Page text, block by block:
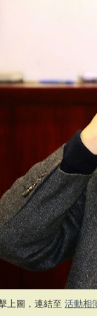
上圖，連結至 活動相